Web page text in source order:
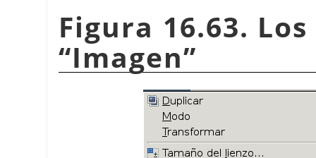
Figura 16.63.
“Imagen”